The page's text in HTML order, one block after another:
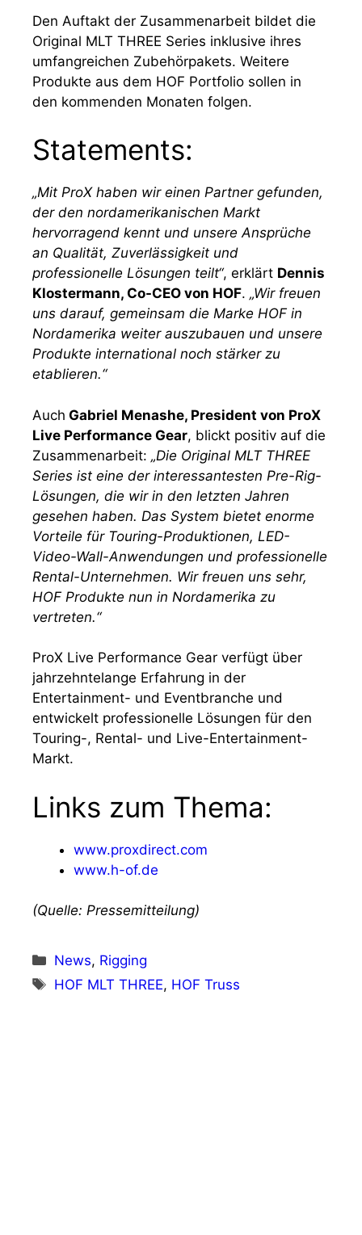
Den Auftakt der Zusammenarbeit bildet die
Original MLT THREE Series inklusive ihres
umfangreichen Zubehörpakets. Weitere
Produkte aus dem HOF Portfolio sollen in
den kommenden Monaten folgen.
Statements:
„Mit ProX haben wir einen Partner gefunden,
der den nordamerikanischen Markt
hervorragend kennt und unsere Ansprüche
an Qualität, Zuverlässigkeit und
professionelle Lösungen teilt“, erklärt Dennis
Klostermann, Co-CEO von HOF. „Wir freuen
uns darauf, gemeinsam die Marke HOF in
Nordamerika weiter auszubauen und unsere
Produkte international noch stärker zu
etablieren.“
Auch Gabriel Menashe, President von ProX
Live Performance Gear, blickt positiv auf die
Zusammenarbeit: „Die Original MLT THREE
Series ist eine der interessantesten Pre-Rig-
Lösungen, die wir in den letzten Jahren
gesehen haben. Das System bietet enorme
Vorteile für Touring-Produktionen, LED-
Video-Wall-Anwendungen und professionelle
Rental-Unternehmen. Wir freuen uns sehr,
HOF Produkte nun in Nordamerika zu
vertreten.“
ProX Live Performance Gear verfügt über
jahrzehntelange Erfahrung in der
Entertainment- und Eventbranche und
entwickelt professionelle Lösungen für den
Touring-, Rental- und Live-Entertainment-
Markt.
Links zum Thema:
www.proxdirect.com
www.h-of.de
(Quelle: Pressemitteilung)
Kategorien
News, Rigging
Schlagwörter
HOF MLT THREE, HOF Truss